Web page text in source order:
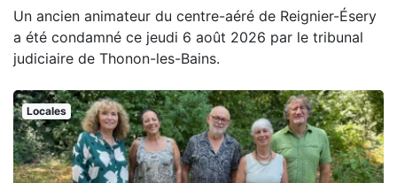
Un ancien animateur du centre-aéré de Reignier-Ésery
a été condamné ce jeudi 6 août 2026 par le tribunal
judiciaire de Thonon-les-Bains.
Locales